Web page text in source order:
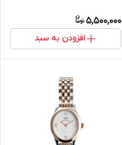
5,500,000
افزودن به سبد